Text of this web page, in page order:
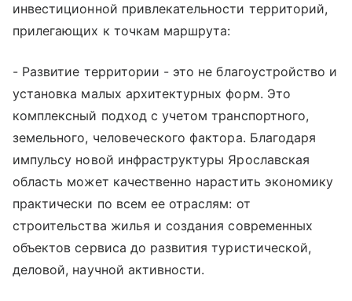
инвестиционной привлекательности территорий,
прилегающих к точкам маршрута:
- Развитие территории - это не благоустройство и
установка малых архитектурных форм. Это
комплексный подход с учетом транспортного,
земельного, человеческого фактора. Благодаря
импульсу новой инфраструктуры Ярославская
область может качественно нарастить экономику
практически по всем ее отраслям: от
строительства жилья и создания современных
объектов сервиса до развития туристической,
деловой, научной активности.